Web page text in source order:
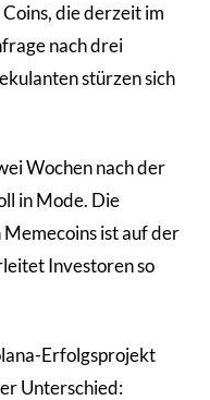
die derzeit im
nach drei
stürzen sich
Wochen nach der
in Mode. Die
ist auf der
Investoren so
Erfolgsprojekt
Unterschied: